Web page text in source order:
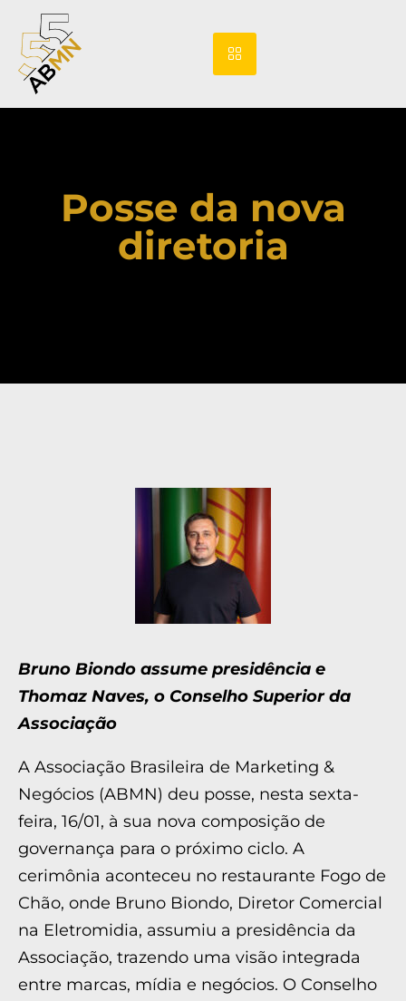
Posse da nova
diretoria
Bruno Biondo assume presidência e
Thomaz Naves, o Conselho Superior da
Associação
A Associação Brasileira de Marketing &
Negócios (ABMN) deu posse, nesta sexta-
feira, 16/01, à sua nova composição de
governança para o próximo ciclo. A
cerimônia aconteceu no restaurante Fogo de
Chão, onde Bruno Biondo, Diretor Comercial
na Eletromidia, assumiu a presidência da
Associação, trazendo uma visão integrada
entre marcas, mídia e negócios. O Conselho